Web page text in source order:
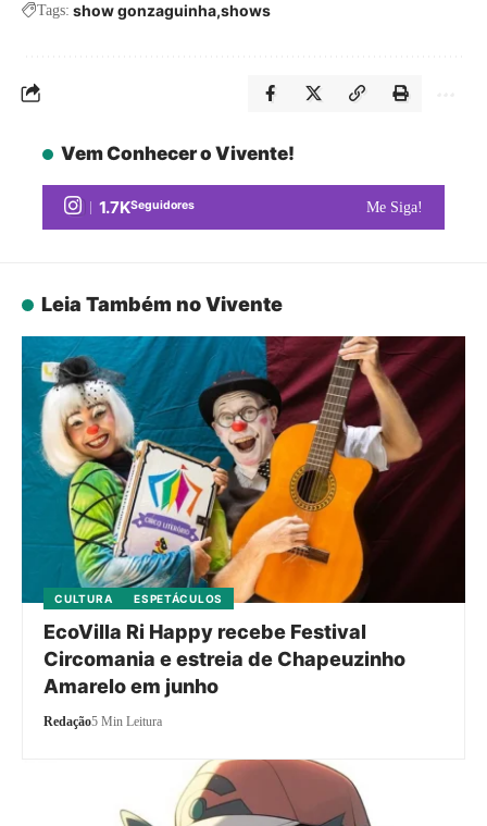
Tags: show gonzaguinha shows
Vem Conhecer o Vivente!
1.7KSeguidores Me Siga!
Leia Também no Vivente
CULTURA ESPETÁCULOS
EcoVilla Ri Happy recebe Festival
Circomania e estreia de Chapeuzinho
Amarelo em junho
Redação5 Min Leitura